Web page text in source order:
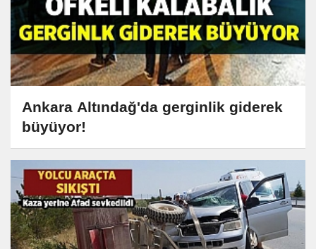
Ankara Altındağ'da gerginlik giderek
büyüyor!